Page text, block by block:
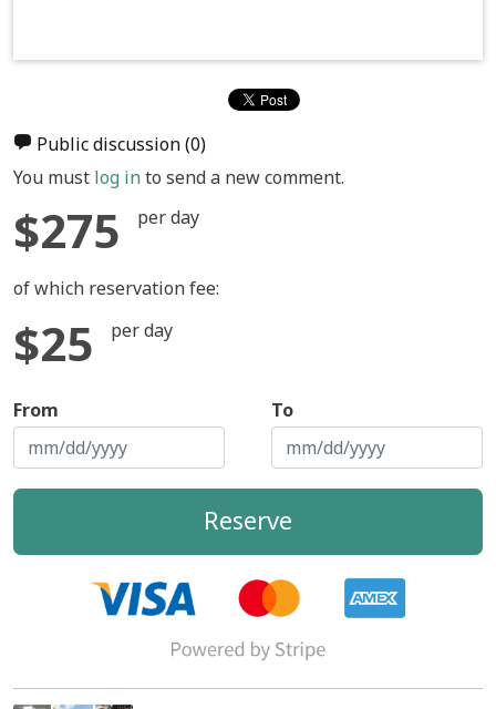
Public discussion(0)
You must log into send a new comment.
$275 per day
of which reservation fee:
$25 per day
From To
Reserve